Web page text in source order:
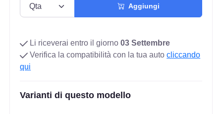
Aggiungi
Li riceverai entro il giorno03 Settembre
Verifica la compatibilità con la tua autocliccando
qui
Varianti di questo modello